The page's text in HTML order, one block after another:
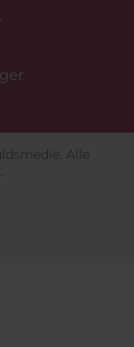
Alle